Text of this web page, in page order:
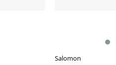
SEPETE EKLE
Salomon